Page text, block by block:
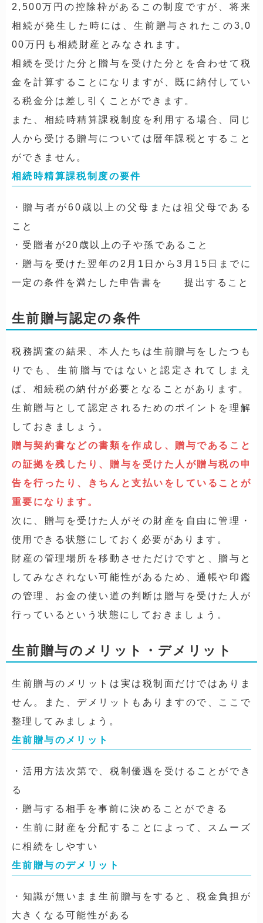
2,500万円の控除枠があるこの制度ですが、将来
相続が発生した時には、生前贈与されたこの3,0
00万円も相続財産とみなされます。
相続を受けた分と贈与を受けた分とを合わせて税
金を計算することになりますが、既に納付してい
る税金分は差し引くことができます。
また、相続時精算課税制度を利用する場合、同じ
人から受ける贈与については暦年課税とすること
ができません。
相続時精算課税制度の要件
・贈与者が60歳以上の父母または祖父母である
こと
・受贈者が20歳以上の子や孫であること
・贈与を受けた翌年の2月1日から3月15日までに
一定の条件を満たした申告書を 提出すること
生前贈与認定の条件
税務調査の結果、本人たちは生前贈与をしたつも
りでも、生前贈与ではないと認定されてしまえ
ば、相続税の納付が必要となることがあります。
生前贈与として認定されるためのポイントを理解
しておきましょう。
贈与契約書などの書類を作成し、贈与であること
の証拠を残したり、贈与を受けた人が贈与税の申
告を行ったり、きちんと支払いをしていることが
重要になります。
次に、贈与を受けた人がその財産を自由に管理・
使用できる状態にしておく必要があります。
財産の管理場所を移動させただけですと、贈与と
してみなされない可能性があるため、通帳や印鑑
の管理、お金の使い道の判断は贈与を受けた人が
行っているという状態にしておきましょう。
生前贈与のメリット・デメリット
生前贈与のメリットは実は税制面だけではありま
せん。また、デメリットもありますので、ここで
整理してみましょう。
生前贈与のメリット
・活用方法次第で、税制優遇を受けることができ
る
・贈与する相手を事前に決めることができる
・生前に財産を分配することによって、スムーズ
に相続をしやすい
生前贈与のデメリット
・知識が無いまま生前贈与をすると、税金負担が
大きくなる可能性がある